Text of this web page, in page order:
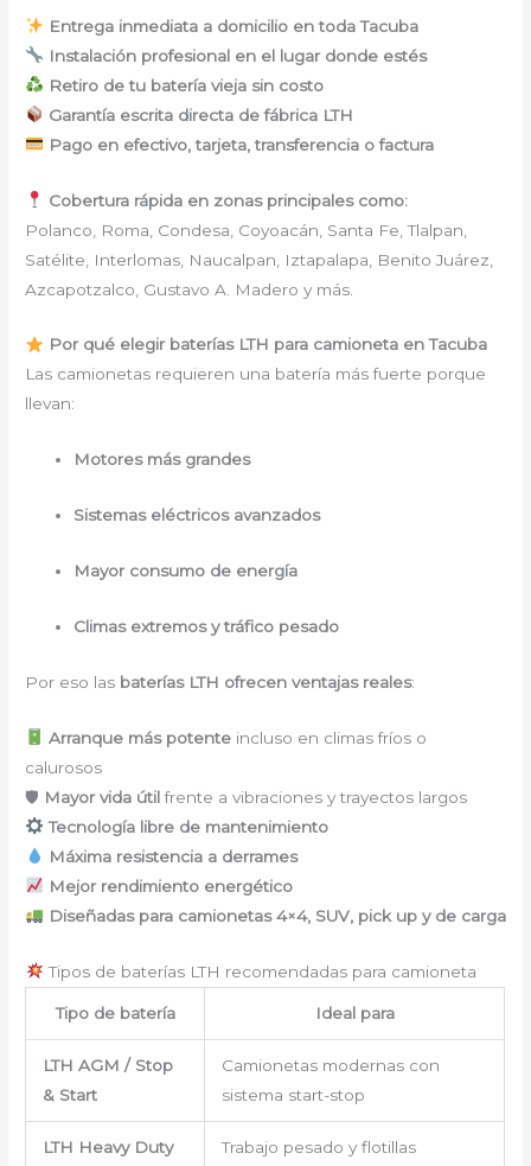
Entrega inmediata a domicilio en toda Tacuba
Instalación profesional en el lugar donde estés
Retiro de tu batería vieja sin costo
Garantía escrita directa de fábrica LTH
Pago en efectivo, tarjeta, transferencia o factura
Cobertura rápida en zonas principales como:
Polanco, Roma, Condesa, Coyoacán, Santa Fe, Tlalpan,
Satélite, Interlomas, Naucalpan, Iztapalapa, Benito Juárez,
Azcapotzalco, Gustavo A. Madero y más.
Por qué elegir baterías LTH para camioneta en Tacuba
Las camionetas requieren una batería más fuerte porque
llevan:
Motores más grandes
Sistemas eléctricos avanzados
Mayor consumo de energía
Climas extremos y tráfico pesado
Por eso las baterías LTH ofrecen ventajas reales:
Arranque más potenteincluso en climas fríos o
calurosos
🛡 Mayor vida útilfrente a vibraciones y trayectos largos
Tecnología libre de mantenimiento
Máxima resistencia a derrames
Mejor rendimiento energético
Diseñadas para camionetas 4×4, SUV, pick up y de carga
Tipos de baterías LTH recomendadas para camioneta
Tipo de batería Ideal para
LTH AGM / Stop
& Start
Camionetas modernas con
sistema start-stop
LTH Heavy Duty Trabajo pesado y flotillas